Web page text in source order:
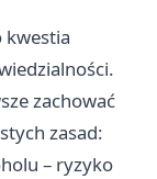
kwestia
zachować
zasad:
– ryzyko